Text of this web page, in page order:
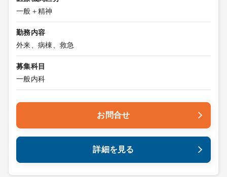
一般＋精神
勤務内容
外来、病棟、救急
募集科目
一般内科
お問合せ
詳細を見る